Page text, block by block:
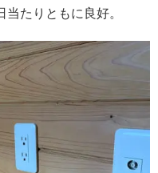
たりともに良好。